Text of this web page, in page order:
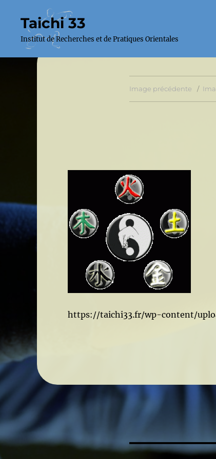
Taichi 33
Institut de Recherches et de Pratiques Orientales
Image précédente
https://taichi33.fr/wp-content/
Navigation